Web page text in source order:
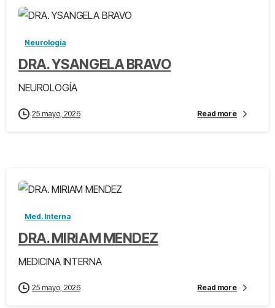
Neurología
DRA. YSANGELA BRAVO
NEUROLOGÍA
25 mayo, 2026 Read more
Med. Interna
DRA. MIRIAM MENDEZ
MEDICINA INTERNA
25 mayo, 2026 Read more